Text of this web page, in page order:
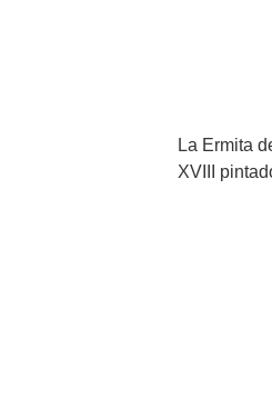
La Ermita
XVIII